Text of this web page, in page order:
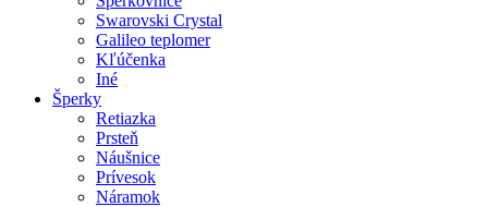
Swarovski Crystal
Galileo teplomer
Kľúčenka
Iné
Šperky
Retiazka
Prsteň
Náušnice
Prívesok
Náramok